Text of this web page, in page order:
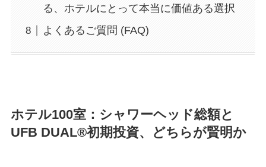
る、ホテルにとって本当に価値ある選択
よくあるご質問 (FAQ)
ホテル100室：シャワーヘッド総額と
UFB DUAL®初期投資、どちらが賢明か